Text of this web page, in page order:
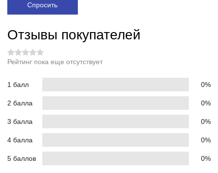
Спросить
Отзывы покупателей
Рейтинг пока еще отсутствует
1 балл 0%
2 балла 0%
3 балла 0%
4 балла 0%
5 баллов 0%